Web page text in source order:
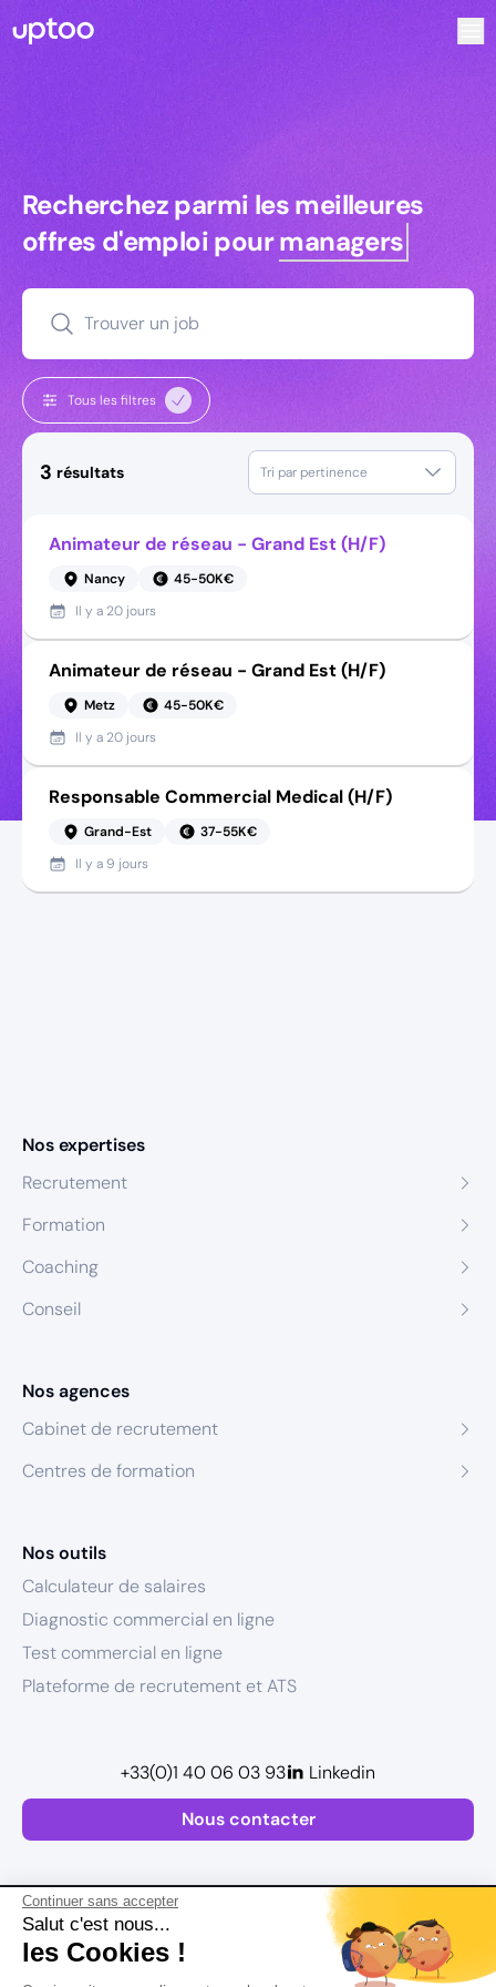
Continuer sans accepter
Salut c'est nous...
les Cookies !
Recherchez parmi les meilleures
Recherchez parmi les meilleures
offres d'emploi pourmanagers
Trouver un job
Tous les filtres
3 résultats Tri par pertinence
Animateur de réseau - Grand Est (H/F)
Nancy
45-50K€
Il y a 20 jours
Animateur de réseau - Grand Est (H/F)
Metz
45-50K€
Il y a 20 jours
Responsable Commercial Medical (H/F)
Grand-Est
37-55K€
Il y a 9 jours
Nos expertises
Recrutement
Formation
Coaching
Conseil
Nos agences
Cabinet de recrutement
Centres de formation
Nos outils
Calculateur de salaires
Diagnostic commercial en ligne
Test commercial en ligne
Plateforme de recrutement et ATS
Nous contacter
+33(0)1 40 06 03 93 Linkedin